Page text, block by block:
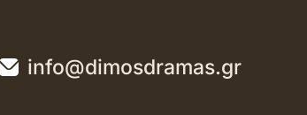
info@dimosdramas.gr